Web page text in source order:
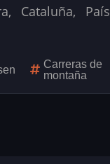
Cataluña, País
Carreras de
montaña